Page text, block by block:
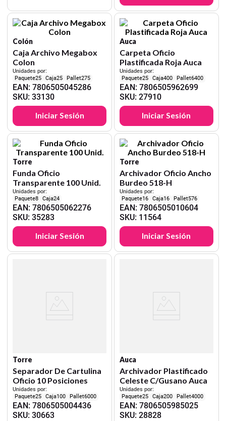
Colón
Caja Archivo Megabox
Colon
Unidades por:
25
25 275
EAN:7806505045286
SKU:33130
Iniciar Sesión
Auca
Carpeta Oficio
Plastificada Roja Auca
Unidades por:
25
400 6400
EAN: 7806505962699
SKU: 27910
Iniciar Sesión
Torre
Funda Oficio
Transparente 100 Unid.
Unidades por:
8
24
EAN:7806505062276
SKU:35283
Iniciar Sesión
Torre
Archivador Oficio Ancho
Burdeo 518-H
Unidades por:
16
16 576
EAN: 7806505010604
SKU: 11564
Iniciar Sesión
Torre
Separador De Cartulina
Oficio 10 Posiciones
Unidades por:
25
100 6000
EAN:7806505004436
SKU:30663
Auca
Archivador Plastificado
Celeste C/Gusano Auca
Unidades por:
25
200 4000
EAN: 7806505985025
SKU: 28828